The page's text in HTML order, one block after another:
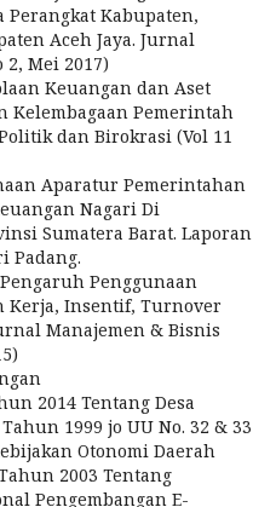
Perangkat Kabupaten,
Aceh Jaya. Jurnal
Mei 2017)
Keuangan dan Aset
Kelembagaan Pemerintah
dan Birokrasi (Vol 11
Aparatur Pemerintahan
Nagari Di
Sumatera Barat. Laporan
Padang.
Penggunaan
Kerja, Insentif, Turnover
Manajemen & Bisnis
2014 Tentang Desa
1999 jo UU No. 32 & 33
Otonomi Daerah
2003 Tentang
Pengembangan E-